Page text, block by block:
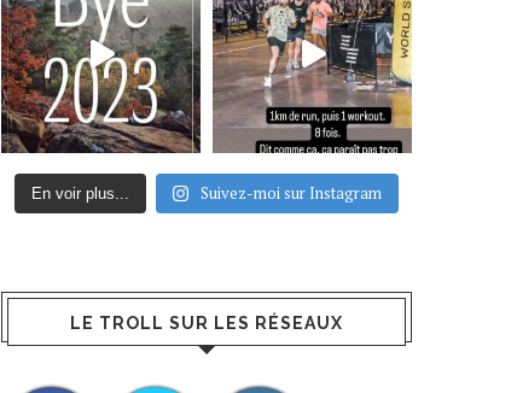
En voir plus... Suivez-moi sur Instagram
LE TROLL SUR LES RÉSEAUX